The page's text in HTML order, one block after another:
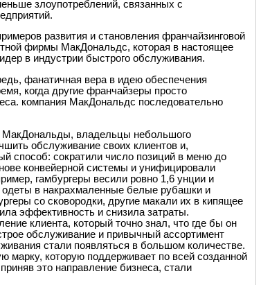
злоупотреблений, связанных с
развития и становления франчайзинговой
фирмы МакДональдс, которая в настоящее
в индустрии быстрого обслуживания.
фанатичная вера в идею обеспечения
когда другие франчайзеры просто
компания МакДональдс последовательно
МакДональды, владельцы небольшого
обслуживание своих клиентов и,
способ: сократили число позиций в меню до
конвейерной системы и унифицировали
гамбургеры весили ровно 1,6 унции и
в накрахмаленные белые рубашки и
со сковородки, другие макали их в кипящее
эффективность и снизила затраты.
клиента, который точно знал, что где бы он
обслуживание и привычный ассортимент
стали появляться в большом количестве.
марку, которую поддерживает по всей созданной
это направление бизнеса, стали